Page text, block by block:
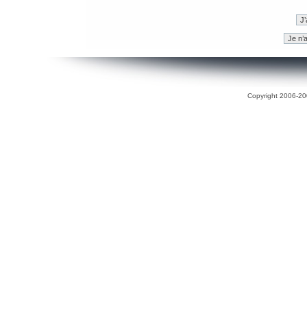
Copyright 2006-